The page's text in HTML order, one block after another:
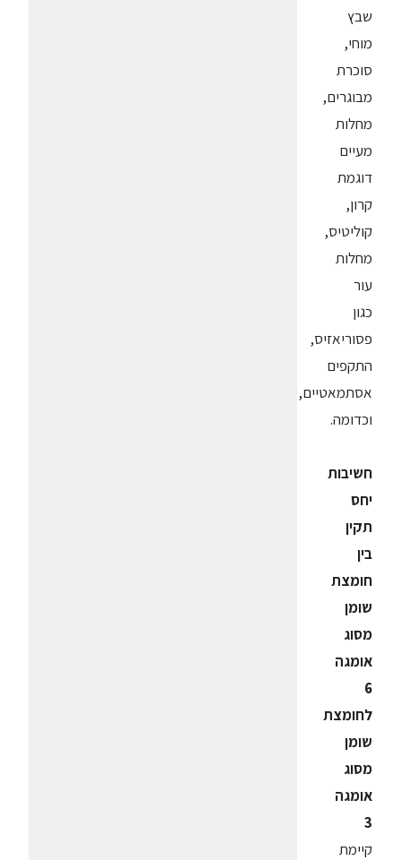
שבץ
מוחי,
סוכרת
מבוגרים,
מחלות
מעיים
דוגמת
קרון,
קוליטיס,
מחלות
עור
כגון
פסוריאזיס,
התקפים
אסתמאטיים,
וכדומה.
חשיבות
יחס
תקין
בין
חומצת
שומן
מסוג
אומגה
6
לחומצת
שומן
מסוג
אומגה
3
קיימת